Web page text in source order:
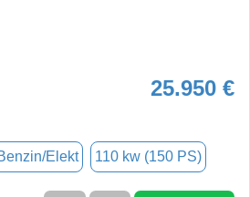
25.950 €
Elekt 110 kw (150 PS)